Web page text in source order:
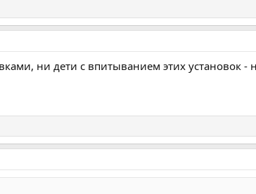
ни дети с впитыванием этих установок -